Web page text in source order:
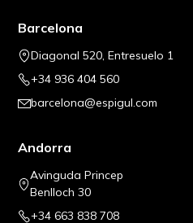
Barcelona
Diagonal 520, Entresuelo 1
+34 936 404 560
barcelona@espigul.com
Andorra
Avinguda Princep
Benlloch 30
+34 663 838 708